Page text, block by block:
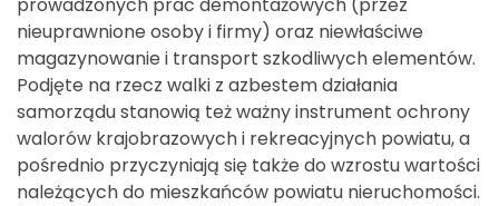
nieuprawnione osoby i firmy) oraz niewłaściwe
magazynowanie i transport szkodliwych elementów.
Podjęte na rzecz walki z azbestem działania
samorządu stanowią też ważny instrument ochrony
walorów krajobrazowych i rekreacyjnych powiatu, a
pośrednio przyczyniają się także do wzrostu wartości
należących do mieszkańców powiatu nieruchomości.